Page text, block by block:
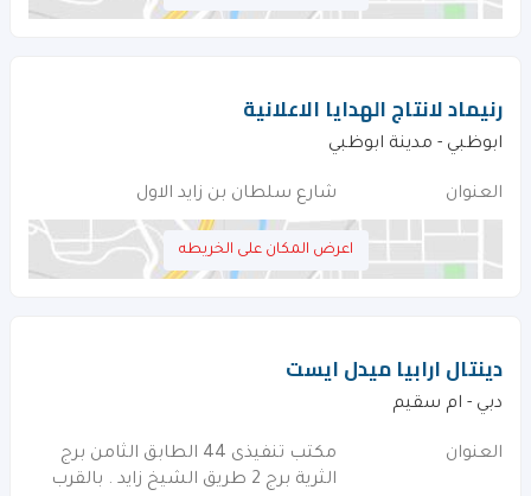
رنيماد لانتاج الهدايا الاعلانية
ابوظبي - مدينة ابوظبي
العنوان شارع سلطان بن زايد الاول
اعرض المكان على الخريطه
دينتال ارابيا ميدل ايست
دبي - ام سقيم
العنوان
مكتب تنفيذى 44 الطابق الثامن برج
الثرية برج 2 طريق الشيخ زايد . بالقرب